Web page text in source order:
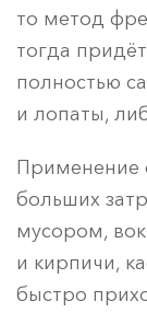
то метод
тогда
полностью
и лопаты,
Применение
больших
мусором,
и кирпичи,
быстро